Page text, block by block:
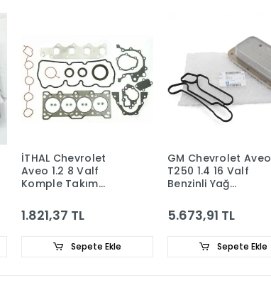
İTHAL Chevrolet
Aveo 1.2 8 Valf
Komple Takım
1.821,37 TL
Sepete Ekle
GM Chevrolet Aveo
T250 1.4 16 Valf
Benzinli Yağ
55355603
5.673,91 TL
Sepete Ekle